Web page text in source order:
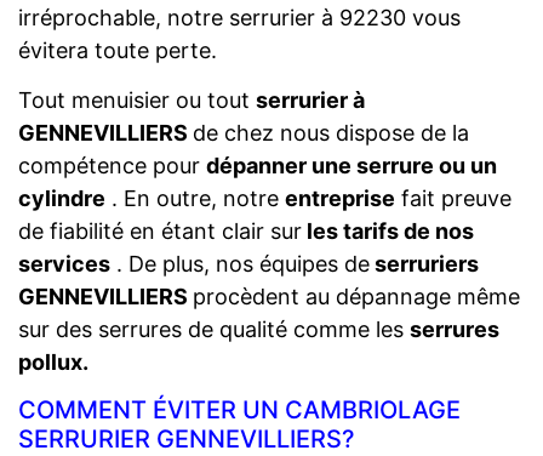
irréprochable, notre serrurier à 92230 vous
évitera toute perte.
Tout menuisier ou tout serrurier à
GENNEVILLIERS de chez nous dispose de la
compétence pour dépanner une serrure ou un
cylindre . En outre, notre entreprise fait preuve
de fiabilité en étant clair sur les tarifs de nos
services . De plus, nos équipes deserruriers
GENNEVILLIERS procèdent au dépannage même
sur des serrures de qualité comme les serrures
pollux.
COMMENT ÉVITER UN CAMBRIOLAGE
SERRURIER GENNEVILLIERS?